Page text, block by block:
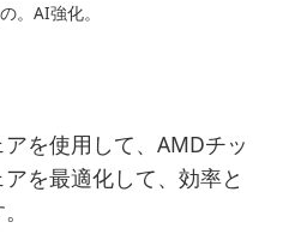
。AI強化。
を使用して、AMDチッ
を最適化して、効率と